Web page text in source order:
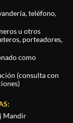
teléfono,
u otros
porteadores,
como
(consulta con
Mandir